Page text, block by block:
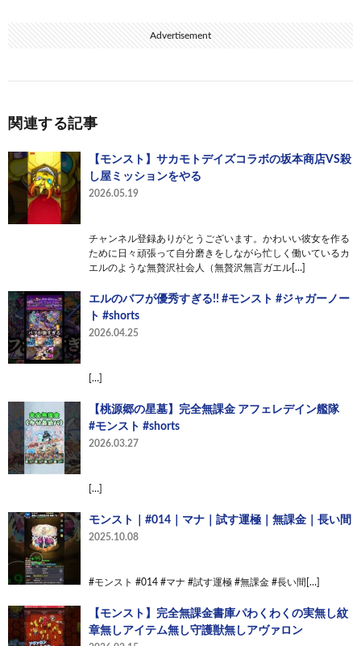
Advertisement
関連する記事
【モンスト】サカモトデイズコラボの坂本商店VS殺
し屋ミッションをやる
2026.05.19
チャンネル登録ありがとうございます。かわいい彼女を作る
ために日々頑張って自分磨きをしながら忙しく働いているカ
エルのような無贅沢社会人（無贅沢無言ガエル[…]
エルのバフが優秀すぎる!! #モンスト #ジャガーノー
ト #shorts
2026.04.25
[…]
【桃源郷の星墓】完全無課金 アフェレデイン艦隊
#モンスト #shorts
2026.03.27
[…]
モンスト｜#014｜マナ｜試す運極｜無課金｜長い間
2025.10.08
#モンスト #014 #マナ #試す運極 #無課金 #長い間[…]
【モンスト】完全無課金書庫パわくわくの実無し紋
章無しアイテム無し守護獣無しアヴァロン